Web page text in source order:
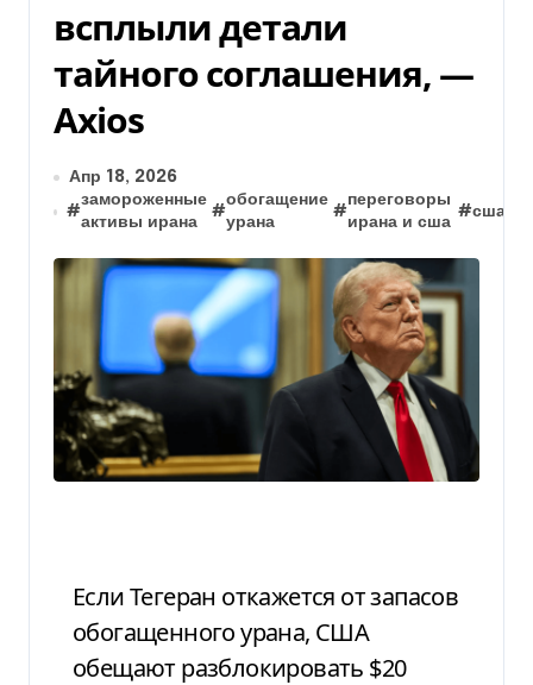
всплыли детали
тайного соглашения, —
Axios
Апр 18, 2026
#
замороженные
активы ирана
#
обогащение
урана
#
переговоры
ирана и сша
#сша
Если Тегеран откажется от запасов
обогащенного урана, США
обещают разблокировать $20